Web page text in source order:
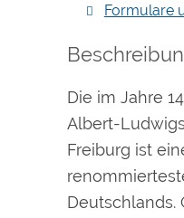
Formulare
Die im Jahre
Albert-
Freiburg ist
Deutschlands.